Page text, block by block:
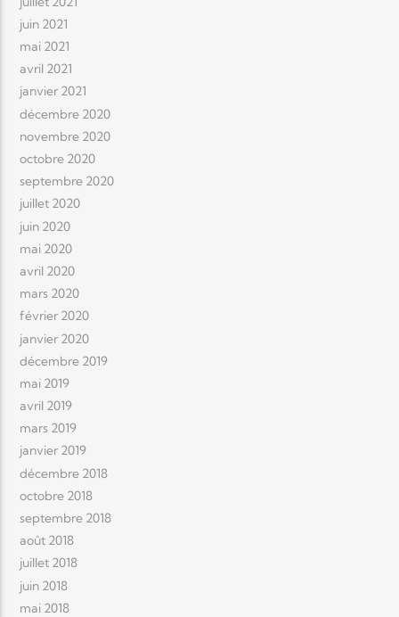
juin 2021
mai 2021
avril 2021
janvier 2021
décembre 2020
novembre 2020
octobre 2020
septembre 2020
juillet 2020
juin 2020
mai 2020
avril 2020
mars 2020
février 2020
janvier 2020
décembre 2019
mai 2019
avril 2019
mars 2019
janvier 2019
décembre 2018
octobre 2018
septembre 2018
août 2018
juillet 2018
juin 2018
mai 2018